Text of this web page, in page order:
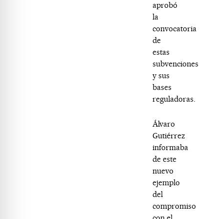
aprobó
la
convocatoria
de
estas
subvenciones
y sus
bases
reguladoras.
Álvaro
Gutiérrez
informaba
de este
nuevo
ejemplo
del
compromiso